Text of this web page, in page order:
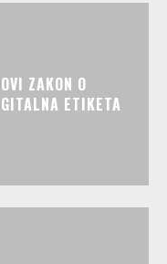
ZAKON O
ETIKETA